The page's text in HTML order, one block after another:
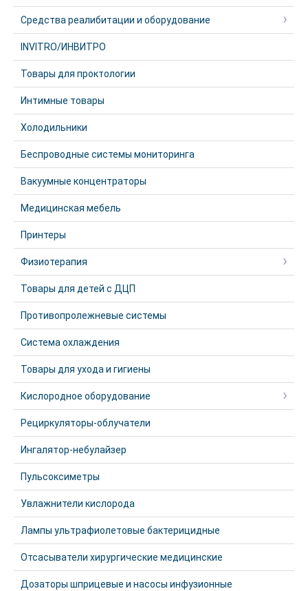
Средства реалибитации и оборудование
INVITRO/ИНВИТРО
Товары для проктологии
Интимные товары
Холодильники
Беспроводные системы мониторинга
Вакуумные концентраторы
Медицинская мебель
Принтеры
Физиотерапия
Товары для детей с ДЦП
Противопролежневые системы
Система охлаждения
Товары для ухода и гигиены
Кислородное оборудование
Рециркуляторы-облучатели
Ингалятор-небулайзер
Пульсоксиметры
Увлажнители кислорода
Лампы ультрафиолетовые бактерицидные
Отсасыватели хирургические медицинские
Дозаторы шприцевые и насосы инфузионные